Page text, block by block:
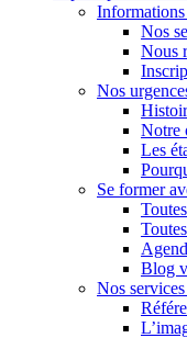
Informations
Nos
Nous
Nos
Notre
Les
Se former
Blog
Nos